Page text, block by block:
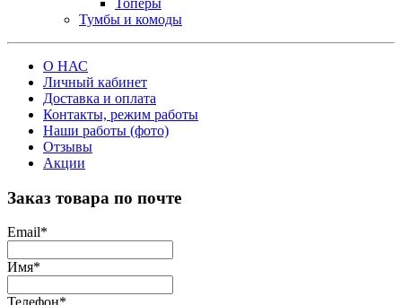
Тумбы и комоды
О НАС
Личный кабинет
Доставка и оплата
Контакты, режим работы
Наши работы (фото)
Отзывы
Акции
Заказ товара по почте
Email*
Имя*